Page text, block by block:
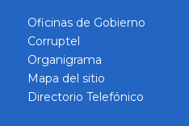
Oficinas de Gobierno
Corruptel
Organigrama
Mapa del sitio
Directorio Telefónico